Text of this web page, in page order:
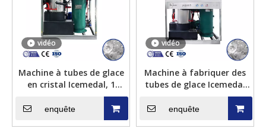
vidéo
Machine à tubes de glace
en cristal Icemedal, 1
tonne/jour, à faible
consommation d'énergie
enquête
vidéo
Machine à fabriquer des
tubes de glace Icemedal
IMT3, 3 tonnes par 24h,
avec refroidissement par
enquête